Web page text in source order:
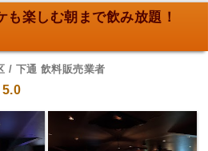
も楽しむ朝まで飲み放題！
/ 下通 飲料販売業者
5.0